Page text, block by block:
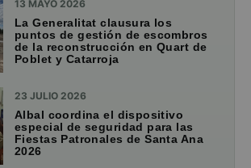
13 MAYO 2026
La Generalitat clausura los
puntos de gestión de escombros
de la reconstrucción en Quart de
Poblet y Catarroja
23 JULIO 2026
Albal coordina el dispositivo
especial de seguridad para las
Fiestas Patronales de Santa Ana
2026